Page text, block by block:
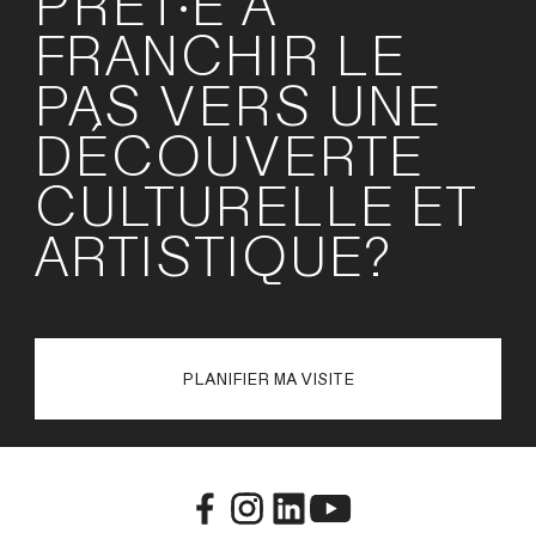
FRANCHIR LE
PAS VERS UNE
DÉCOUVERTE
CULTURELLE ET
ARTISTIQUE?
PLANIFIER MA VISITE